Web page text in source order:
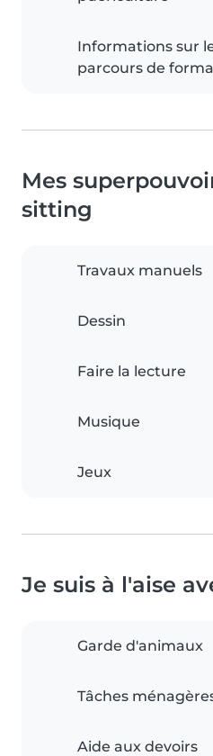
Informations sur
parcours de
Mes
sitting
Travaux manuels
Dessin
Faire la lecture
Musique
Jeux
Je suis à l'aise
Garde d'animaux
Tâches
Aide aux devoirs